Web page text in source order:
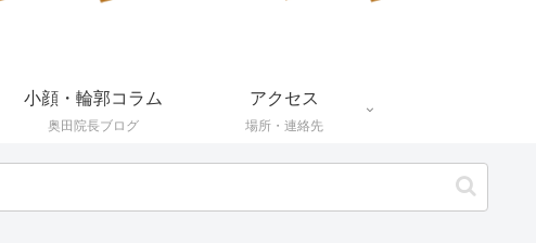
小顔・輪郭コラム
奥田院長ブログ
アクセス
場所・連絡先